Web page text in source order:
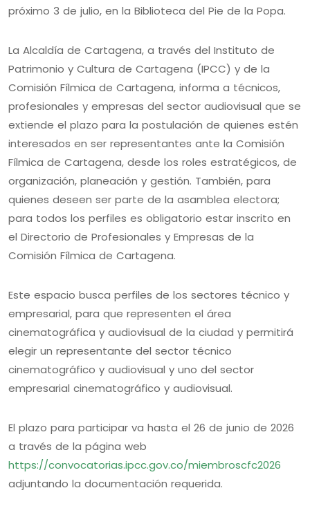
próximo 3 de julio, en la Biblioteca del Pie de la Popa.
La Alcaldía de Cartagena, a través del Instituto de
Patrimonio y Cultura de Cartagena (IPCC) y de la
Comisión Fílmica de Cartagena, informa a técnicos,
profesionales y empresas del sector audiovisual que se
extiende el plazo para la postulación de quienes estén
interesados en ser representantes ante la Comisión
Fílmica de Cartagena, desde los roles estratégicos, de
organización, planeación y gestión. También, para
quienes deseen ser parte de la asamblea electora;
para todos los perfiles es obligatorio estar inscrito en
el Directorio de Profesionales y Empresas de la
Comisión Fílmica de Cartagena.
Este espacio busca perfiles de los sectores técnico y
empresarial, para que representen el área
cinematográfica y audiovisual de la ciudad y permitirá
elegir un representante del sector técnico
cinematográfico y audiovisual y uno del sector
empresarial cinematográfico y audiovisual.
El plazo para participar va hasta el 26 de junio de 2026
a través de la página web
https://convocatorias.ipcc.gov.co/miembroscfc2026
adjuntando la documentación requerida.